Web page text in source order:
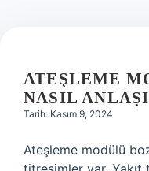
ATEŞLEME
NASIL
Tarih: Kasım 9, 2024
Ateşleme modülü